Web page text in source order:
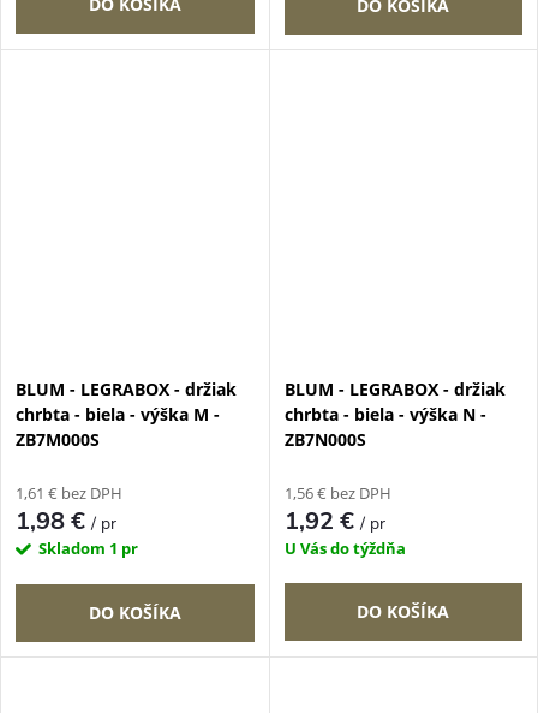
DO KOŠÍKA
BLUM - LEGRABOX - držiak
chrbta - biela - výška M -
ZB7M000S
1,61 € bez DPH
1,98 €/ pr
Skladom 1 pr
DO KOŠÍKA
BLUM - LEGRABOX - držiak
chrbta - biela - výška N -
ZB7N000S
1,56 € bez DPH
1,92 €/ pr
U Vás do týždňa
DO KOŠÍKA